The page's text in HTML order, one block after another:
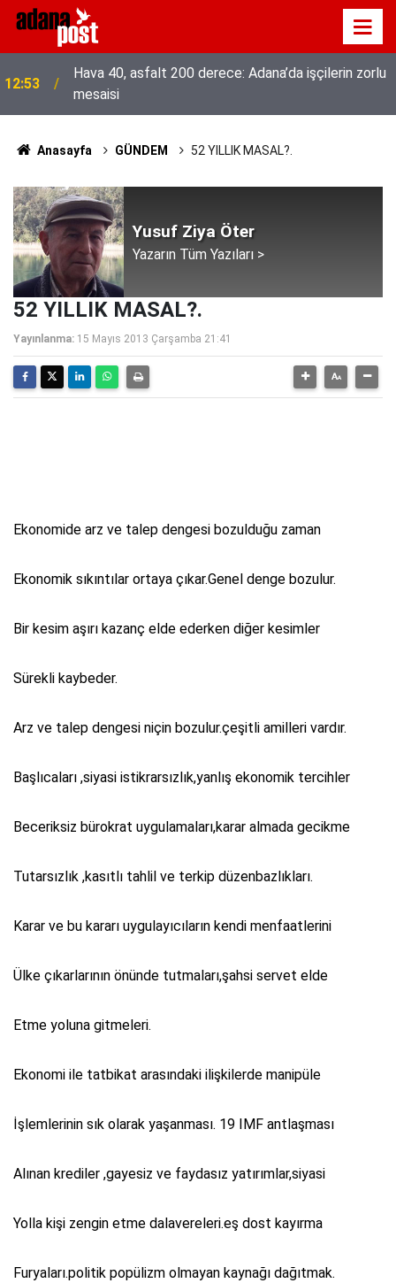
12:53
Hava 40, asfalt 200 derece: Adana’da işçilerin zorlu
mesaisi
Anasayfa GÜNDEM 52 YILLIK MASAL?.
Yusuf Ziya Öter
Yazarın Tüm Yazıları >
52 YILLIK MASAL?.
Yayınlanma: 15 Mayıs 2013 Çarşamba 21:41
Ekonomide arz ve talep dengesi bozulduğu zaman
Ekonomik sıkıntılar ortaya çıkar.Genel denge bozulur.
Bir kesim aşırı kazanç elde ederken diğer kesimler
Sürekli kaybeder.
Arz ve talep dengesi niçin bozulur.çeşitli amilleri vardır.
Başlıcaları ,siyasi istikrarsızlık,yanlış ekonomik tercihler
Beceriksiz bürokrat uygulamaları,karar almada gecikme
Tutarsızlık ,kasıtlı tahlil ve terkip düzenbazlıkları.
Karar ve bu kararı uygulayıcıların kendi menfaatlerini
Ülke çıkarlarının önünde tutmaları,şahsi servet elde
Etme yoluna gitmeleri.
Ekonomi ile tatbikat arasındaki ilişkilerde manipüle
İşlemlerinin sık olarak yaşanması. 19 IMF antlaşması
Alınan krediler ,gayesiz ve faydasız yatırımlar,siyasi
Yolla kişi zengin etme dalavereleri.eş dost kayırma
Furyaları.politik popülizm olmayan kaynağı dağıtmak.